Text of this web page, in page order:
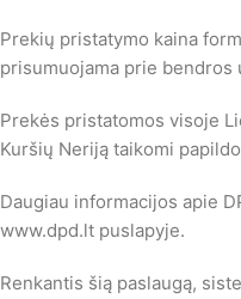
Prekių pristatymo kaina
prisumuojama prie bendros
Prekės pristatomos visoje
Kuršių Neriją taikomi
Daugiau informacijos apie
www.dpd.lt puslapyje.
Renkantis šią paslaugą,